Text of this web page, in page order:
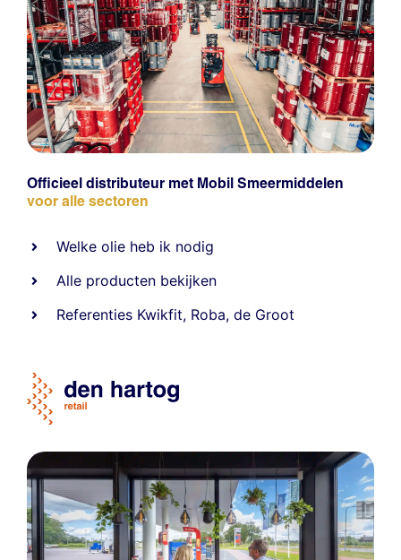
Officieel distributeur met Mobil Smeermiddelen
voor alle sectoren
Welke olie heb ik nodig
Alle producten bekijken
Referenties Kwikfit, Roba,de Groot